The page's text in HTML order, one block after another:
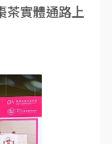
茶實體通路上